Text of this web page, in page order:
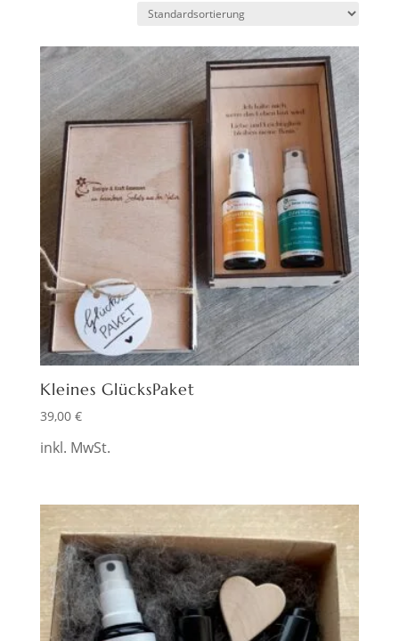
Kleines GlücksPaket
39,00 €
inkl. MwSt.